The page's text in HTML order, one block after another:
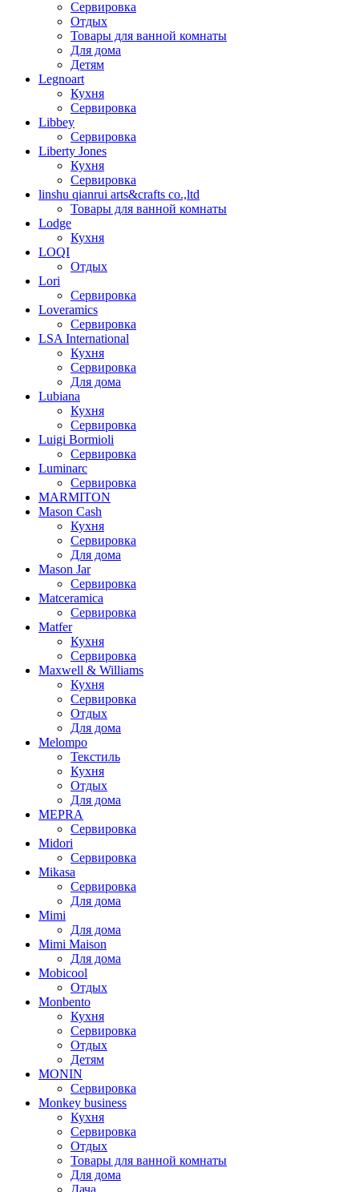
Сервировка
Отдых
Товары для ванной комнаты
Для дома
Детям
Legnoart
Кухня
Сервировка
Libbey
Сервировка
Liberty Jones
Кухня
Сервировка
linshu qianrui arts&crafts co.,ltd
Товары для ванной комнаты
Lodge
Кухня
LOQI
Отдых
Lori
Сервировка
Loveramics
Сервировка
LSA International
Кухня
Сервировка
Для дома
Lubiana
Кухня
Сервировка
Luigi Bormioli
Сервировка
Luminarc
Сервировка
MARMITON
Mason Cash
Кухня
Сервировка
Для дома
Mason Jar
Сервировка
Matceramica
Сервировка
Matfer
Кухня
Сервировка
Maxwell & Williams
Кухня
Сервировка
Отдых
Для дома
Melompo
Текстиль
Кухня
Отдых
Для дома
MEPRA
Сервировка
Midori
Сервировка
Mikasa
Сервировка
Для дома
Mimi
Для дома
Mimi Maison
Для дома
Mobicool
Отдых
Monbento
Кухня
Сервировка
Отдых
Детям
MONIN
Сервировка
Monkey business
Кухня
Сервировка
Отдых
Товары для ванной комнаты
Для дома